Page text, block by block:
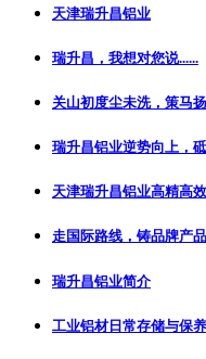
天津瑞升昌铝业
瑞升昌，我想对您说......
关山初度尘未洗，策马
瑞升昌铝业逆势向上，
天津瑞升昌铝业高精高
走国际路线，铸品牌产品
瑞升昌铝业简介
工业铝材日常存储与保